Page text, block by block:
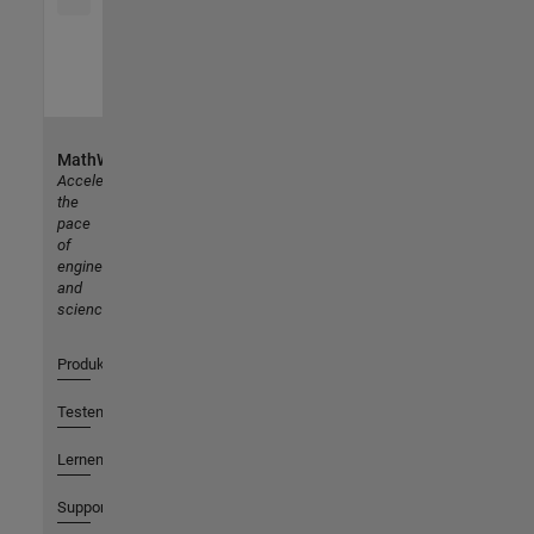
MathWorks
Accelerating
the
pace
of
engineering
and
science
Produkte
Testen oder Kaufen
Lernen
Support